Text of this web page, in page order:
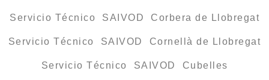
Servicio Técnico SAIVOD Corbera de Llobregat
Servicio Técnico SAIVOD Cornellà de Llobregat
Servicio Técnico SAIVOD Cubelles